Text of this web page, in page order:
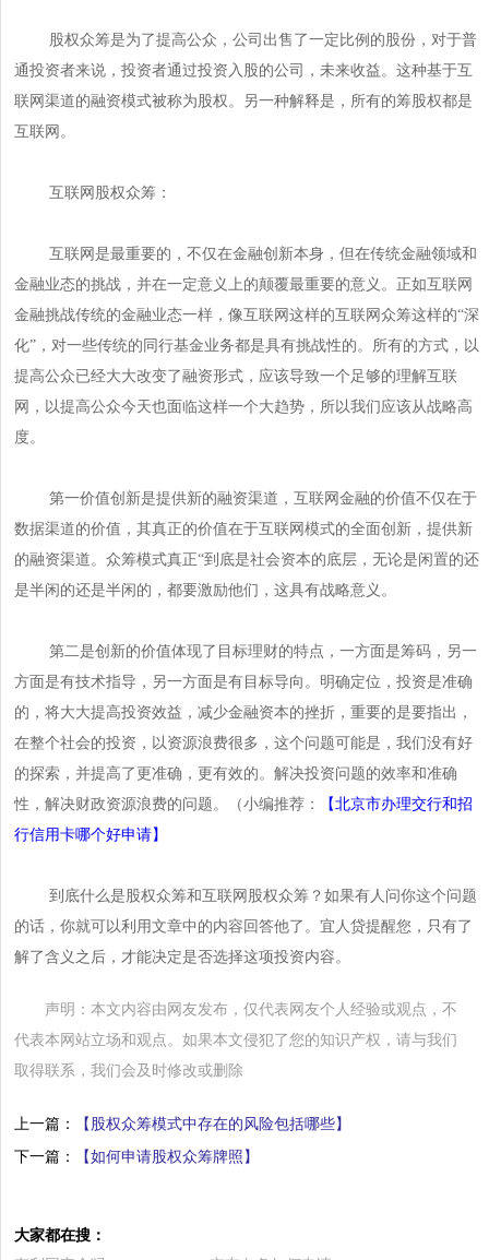
股权众筹是为了提高公众，公司出售了一定比例的股份，对于普
通投资者来说，投资者通过投资入股的公司，未来收益。这种基于互
联网渠道的融资模式被称为股权。另一种解释是，所有的筹股权都是
互联网。
互联网股权众筹：
互联网是最重要的，不仅在金融创新本身，但在传统金融领域和
金融业态的挑战，并在一定意义上的颠覆最重要的意义。正如互联网
金融挑战传统的金融业态一样，像互联网这样的互联网众筹这样的“深
化”，对一些传统的同行基金业务都是具有挑战性的。所有的方式，以
提高公众已经大大改变了融资形式，应该导致一个足够的理解互联
网，以提高公众今天也面临这样一个大趋势，所以我们应该从战略高
度。
第一价值创新是提供新的融资渠道，互联网金融的价值不仅在于
数据渠道的价值，其真正的价值在于互联网模式的全面创新，提供新
的融资渠道。众筹模式真正“到底是社会资本的底层，无论是闲置的还
是半闲的还是半闲的，都要激励他们，这具有战略意义。
第二是创新的价值体现了目标理财的特点，一方面是筹码，另一
方面是有技术指导，另一方面是有目标导向。明确定位，投资是准确
的，将大大提高投资效益，减少金融资本的挫折，重要的是要指出，
在整个社会的投资，以资源浪费很多，这个问题可能是，我们没有好
的探索，并提高了更准确，更有效的。解决投资问题的效率和准确
性，解决财政资源浪费的问题。（小编推荐：
【北京市办理交行和招
行信用卡哪个好申请】
到底什么是股权众筹和互联网股权众筹？如果有人问你这个问题
的话，你就可以利用文章中的内容回答他了。宜人贷提醒您，只有了
解了含义之后，才能决定是否选择这项投资内容。
声明：本文内容由网友发布，仅代表网友个人经验或观点，不
代表本网站立场和观点。如果本文侵犯了您的知识产权，请与我们
取得联系，我们会及时修改或删除
上一篇：
【股权众筹模式中存在的风险包括哪些】
下一篇：
【如何申请股权众筹牌照】
大家都在搜：